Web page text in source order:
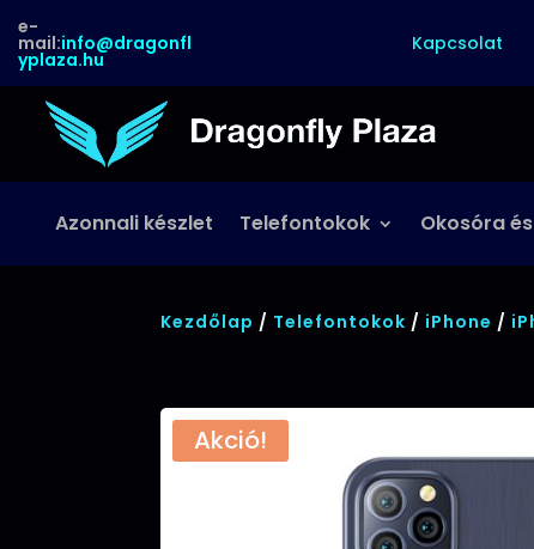
e-
mail:info@dragonfl
yplaza.hu
Kapcsolat
Azonnali készlet Telefontokok Okosóra
Kezdőlap / Telefontokok / iPhone /
Akció!